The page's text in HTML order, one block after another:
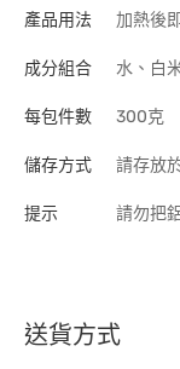
產品用法 加熱後
成分組合 水、白
每包件數 300克
儲存方式 請存放
提示 請勿把
送貨方式